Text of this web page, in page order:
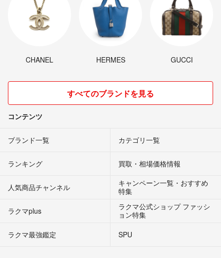
CHANEL HERMES GUCCI
すべてのブランドを見る
コンテンツ
ブランド一覧 カテゴリ一覧
ランキング 買取・相場価格情報
人気商品チャンネル
キャンペーン一覧・おすすめ
特集
ラクマplus
ラクマ公式ショップ ファッシ
ョン特集
ラクマ最強鑑定
SPU